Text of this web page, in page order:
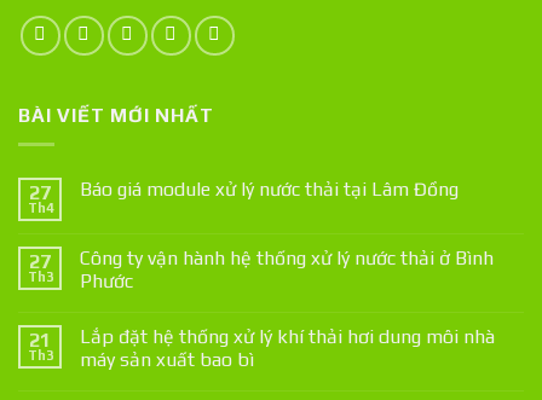
BÀI VIẾT MỚI NHẤT
27
Th4
Báo giá module xử lý nước thải tại Lâm Đồng
27
Th3
Công ty vận hành hệ thống xử lý nước thải ở Bình
Phước
21
Th3
Lắp đặt hệ thống xử lý khí thải hơi dung môi nhà
máy sản xuất bao bì